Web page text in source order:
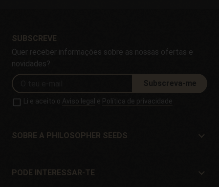
SUBSCREVE
Quer receber informações sobre as nossas ofertas e
novidades?
Subscreva-me
Li e aceito o Aviso legal e Política de privacidade
SOBRE A PHILOSOPHER SEEDS
Localização e Contacto
PODE INTERESSAR-TE